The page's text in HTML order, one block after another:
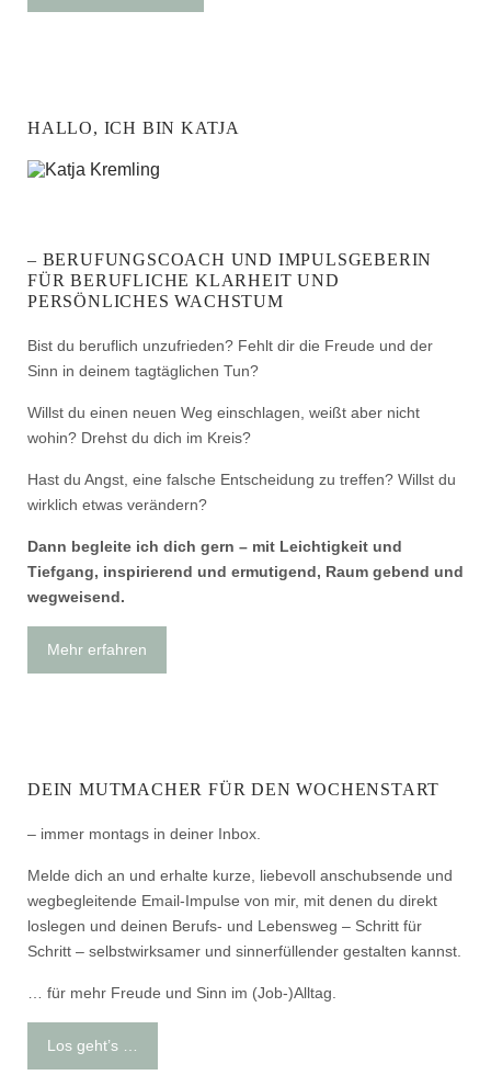
HALLO, ICH BIN KATJA
– BERUFUNGSCOACH UND IMPULSGEBERIN
FÜR BERUFLICHE KLARHEIT UND
PERSÖNLICHES WACHSTUM
Bist du beruflich unzufrieden? Fehlt dir die Freude und der
Sinn in deinem tagtäglichen Tun?
Willst du einen neuen Weg einschlagen, weißt aber nicht
wohin? Drehst du dich im Kreis?
Hast du Angst, eine falsche Entscheidung zu treffen? Willst du
wirklich etwas verändern?
Dann begleite ich dich gern – mit Leichtigkeit und
Tiefgang, inspirierend und ermutigend, Raum gebend und
wegweisend.
Mehr erfahren
DEIN MUTMACHER FÜR DEN WOCHENSTART
– immer montags in deiner Inbox.
Melde dich an und erhalte kurze, liebevoll anschubsende und
wegbegleitende Email-Impulse von mir, mit denen du direkt
loslegen und deinen Berufs- und Lebensweg – Schritt für
Schritt – selbstwirksamer und sinnerfüllender gestalten kannst.
… für mehr Freude und Sinn im (Job-)Alltag.
Los geht’s …